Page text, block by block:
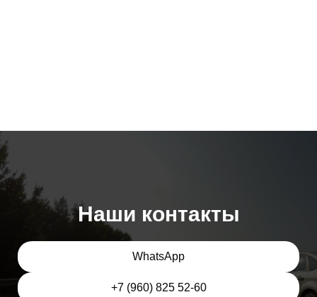
Наши контакты
WhatsApp
+7 (960) 825 52-60